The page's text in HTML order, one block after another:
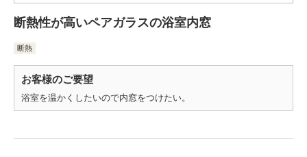
断熱性が高いペアガラスの浴室内窓
断熱
お客様のご要望
浴室を温かくしたいので内窓をつけたい。